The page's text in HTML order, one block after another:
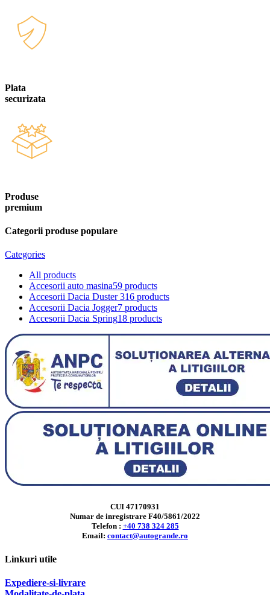
Plata
securizata
Produse
premium
Categorii produse populare
Categories
All products
Accesorii auto masina59 products
Accesorii Dacia Duster 316 products
Accesorii Dacia Jogger7 products
Accesorii Dacia Spring18 products
CUI 47170931
Numar de inregistrare F40/5861/2022
Telefon : +40 738 324 285
Email: contact@autogrande.ro
Linkuri utile
Expediere-si-livrare